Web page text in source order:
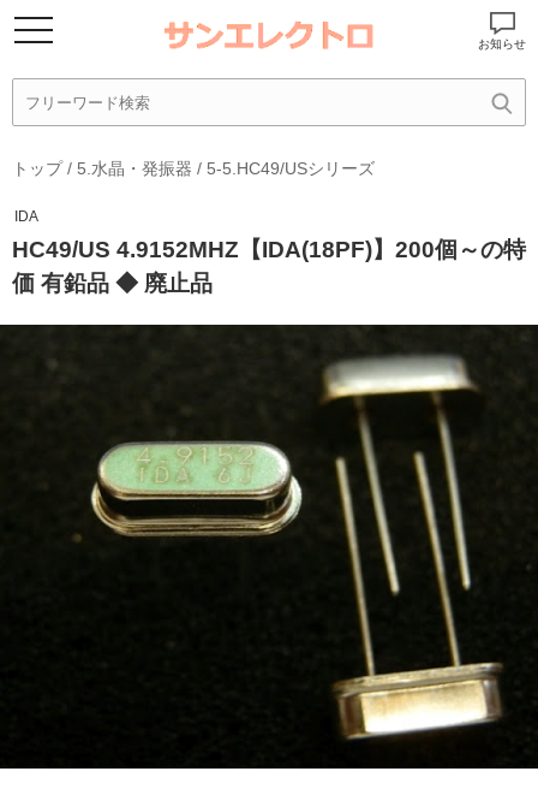
お知らせ
トップ/ 5.水晶・発振器 / 5-5.HC49/USシリーズ
IDA
HC49/US 4.9152MHZ【IDA(18PF)】200個～の特
価 有鉛品 ◆ 廃止品